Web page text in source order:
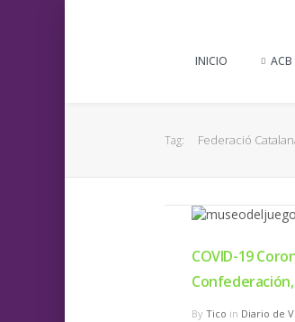
INICIO ACB
Tag: Federació
COVID-19
By Tico in Diario de